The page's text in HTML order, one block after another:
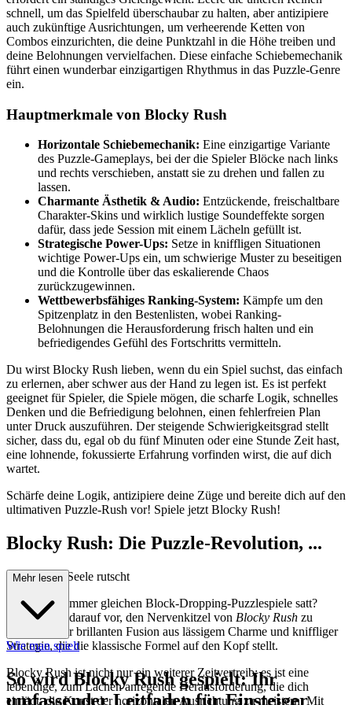
schnell, um das Spielfeld überschaubar zu halten, aber antizipiere
auch zukünftige Ausrichtungen, um verheerende Ketten von
Combos einzurichten, die deine Punktzahl in die Höhe treiben und
deine Belohnungen vervielfachen. Diese einfache Schiebemechanik
führt einen wunderbar einzigartigen Rhythmus in das Puzzle-Genre
ein.
Hauptmerkmale von Blocky Rush
Horizontale Schiebemechanik: Eine einzigartige Variante
des Puzzle-Gameplays, bei der die Spieler Blöcke nach links
und rechts verschieben, anstatt sie zu drehen und fallen zu
lassen.
Charmante Ästhetik & Audio: Entzückende, freischaltbare
Charakter-Skins und wirklich lustige Soundeffekte sorgen
dafür, dass jede Session mit einem Lächeln gefüllt ist.
Strategische Power-Ups: Setze in kniffligen Situationen
wichtige Power-Ups ein, um schwierige Muster zu beseitigen
und die Kontrolle über das eskalierende Chaos
zurückzugewinnen.
Wettbewerbsfähiges Ranking-System: Kämpfe um den
Spitzenplatz in den Bestenlisten, wobei Ranking-
Belohnungen die Herausforderung frisch halten und ein
befriedigendes Gefühl des Fortschritts vermitteln.
Du wirst Blocky Rush lieben, wenn du ein Spiel suchst, das einfach
zu erlernen, aber schwer aus der Hand zu legen ist. Es ist perfekt
geeignet für Spieler, die Spiele mögen, die scharfe Logik, schnelles
Denken und die Befriedigung belohnen, einen fehlerfreien Plan
unter Druck auszuführen. Der steigende Schwierigkeitsgrad stellt
sicher, dass du, egal ob du fünf Minuten oder eine Stunde Zeit hast,
eine lohnende, fokussierte Erfahrung vorfinden wirst, die auf dich
wartet.
Schärfe deine Logik, antizipiere deine Züge und bereite dich auf den
ultimativen Puzzle-Rush vor! Spiele jetzt Blocky Rush!
Blocky Rush: Die Puzzle-Revolution, ...
die in deine Seele rutscht
Hast du die immer gleichen Block-Dropping-Puzzlespiele satt?
Bereite dich darauf vor, den Nervenkitzel von Blocky Rush zu
erleben, einer brillanten Fusion aus lässigem Charme und kniffliger
Strategie, die die klassische Formel auf den Kopf stellt.
Blocky Rush ist nicht nur ein weiterer Zeitvertreib; es ist eine
lebendige, zum Lachen anregende Herausforderung, die dich
einlädt, die Kunst der horizontalen Ausrichtung zu meistern. Mit
Mehr lesen
Wie man spielt
So wird Blocky Rush gespielt: Ihr
umfassender Leitfaden für Einsteiger